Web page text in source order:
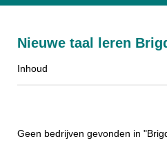
Nieuwe taal leren
Inhoud
Geen bedrijven gevonden in